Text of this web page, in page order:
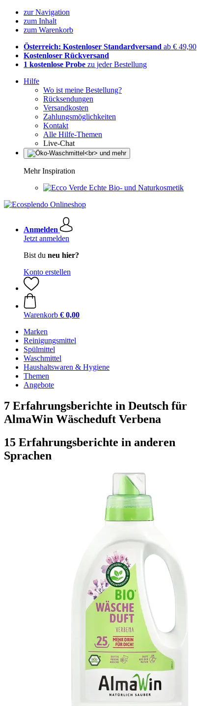
zur Navigation
zum Inhalt
zum Warenkorb
Österreich: Kostenloser Standardversand ab € 49,90
Kostenloser Rückversand
1 kostenlose Probe zu jeder Bestellung
Hilfe
Wo ist meine Bestellung?
Rücksendungen
Versandkosten
Zahlungsmöglichkeiten
Kontakt
Alle Hilfe-Themen
Live-Chat
Mehr Inspiration
Echte Bio- und Naturkosmetik
Anmelden
Jetzt anmelden
Bist du neu hier?
Konto erstellen
Warenkorb € 0,00
Marken
Reinigungsmittel
Spülmittel
Waschmittel
Haushaltswaren & Hygiene
Themen
Angebote
7 Erfahrungsberichte in Deutsch für
AlmaWin Wäscheduft Verbena
15 Erfahrungsberichte in anderen
Sprachen